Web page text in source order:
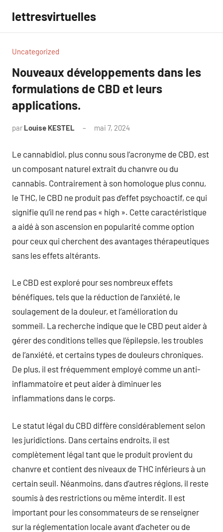
contenu
lettresvirtuelles
Uncategorized
Nouveaux développements dans les
formulations de CBD et leurs
applications.
par Louise KESTEL mai 7, 2024
Le cannabidiol, plus connu sous l’acronyme de CBD, est
un composant naturel extrait du chanvre ou du
cannabis. Contrairement à son homologue plus connu,
le THC, le CBD ne produit pas d’effet psychoactif, ce qui
signifie qu’il ne rend pas « high ». Cette caractéristique
a aidé à son ascension en popularité comme option
pour ceux qui cherchent des avantages thérapeutiques
sans les effets altérants.
Le CBD est exploré pour ses nombreux effets
bénéfiques, tels que la réduction de l’anxiété, le
soulagement de la douleur, et l’amélioration du
sommeil. La recherche indique que le CBD peut aider à
gérer des conditions telles que l’épilepsie, les troubles
de l’anxiété, et certains types de douleurs chroniques.
De plus, il est fréquemment employé comme un anti-
inflammatoire et peut aider à diminuer les
inflammations dans le corps.
Le statut légal du CBD diffère considérablement selon
les juridictions. Dans certains endroits, il est
complètement légal tant que le produit provient du
chanvre et contient des niveaux de THC inférieurs à un
certain seuil. Néanmoins, dans d’autres régions, il reste
soumis à des restrictions ou même interdit. Il est
important pour les consommateurs de se renseigner
sur la réglementation locale avant d’acheter ou de